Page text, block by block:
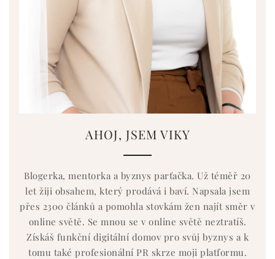
AHOJ, JSEM VIKY
Blogerka, mentorka a byznys parťačka. Už téměř 20
let žiji obsahem, který prodává i baví. Napsala jsem
přes 2300 článků a pomohla stovkám žen najít směr v
online světě. Se mnou se v online světě neztratíš.
Získáš funkční digitální domov pro svůj byznys a k
tomu také profesionální PR skrze moji platformu.